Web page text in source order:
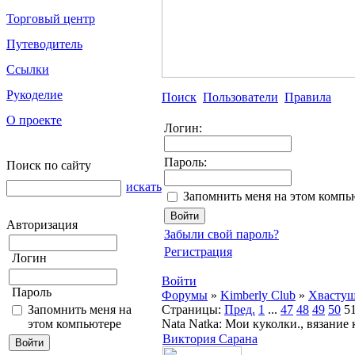
Торговый центр
Путеводитель
Ссылки
Рукоделие
О проекте
Поиск по сайту
искать
Авторизация
Логин
Пароль
Запомнить меня на
этом компьютере
Поиск Пользователи Правила
Логин:
Пароль:
Запомнить меня на этом
Забыли свой пароль?
Регистрация
Войти
Форумы » Kimberly Club »
Страницы: Пред. 1 ... 47 48 49 50 51
Nata Natka: Мои куколки., вязание
Виктория Сарана